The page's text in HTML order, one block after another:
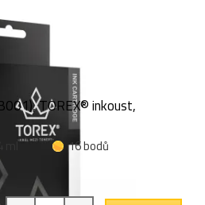
TOREX® inkoust,
ml
16 bodů